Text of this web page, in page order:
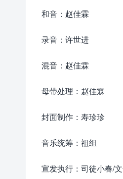
和音：赵佳霖
录音：许世进
混音：赵佳霖
母带处理：赵佳霖
封面制作：寿珍珍
音乐统筹：祖组
宣发执行：司徒小春/